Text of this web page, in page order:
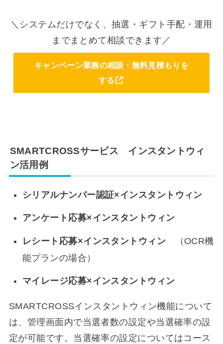
＼システムだけでなく、抽選・ギフト手配・運用
までまとめて相談できます／
キャンペーン業務の相談・無料見積もりを
する
SMARTCROSSサービス インスタントウィ
ン活用例
シリアルナンバー認証×インスタントウィン
アンケート応募×インスタントウィン
レシート応募×インスタントウィン （OCR機
能プランの場合）
マイレージ応募×インスタントウィン
SMARTCROSSインスタントウィン機能について
は、管理画面内で当選者数の設定や当選確率の設
定が可能です。当選確率の設定についてはコース